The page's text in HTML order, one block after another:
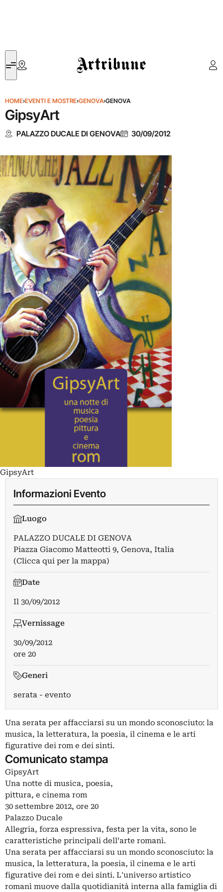
Artribune
HOME›EVENTI E MOSTRE›GENOVA›GENOVA
GipsyArt
PALAZZO DUCALE DI GENOVA 30/09/2012
GipsyArt
Informazioni Evento
Luogo
PALAZZO DUCALE DI GENOVA
Piazza Giacomo Matteotti 9, Genova, Italia
(Clicca qui per la mappa)
Date
Il 30/09/2012
Vernissage
30/09/2012
ore 20
Generi
serata - evento
Una serata per affacciarsi su un mondo sconosciuto: la
musica, la letteratura, la poesia, il cinema e le arti
figurative dei rom e dei sinti.
Comunicato stampa
GipsyArt
Una notte di musica, poesia,
pittura, e cinema rom
30 settembre 2012, ore 20
Palazzo Ducale
Allegria, forza espressiva, festa per la vita, sono le
caratteristiche principali dell’arte romanì.
Una serata per affacciarsi su un mondo sconosciuto: la
musica, la letteratura, la poesia, il cinema e le arti
figurative dei rom e dei sinti. L'universo artistico
romanì muove dalla quotidianità interna alla famiglia di